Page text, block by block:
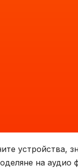
устройства,
на аудио